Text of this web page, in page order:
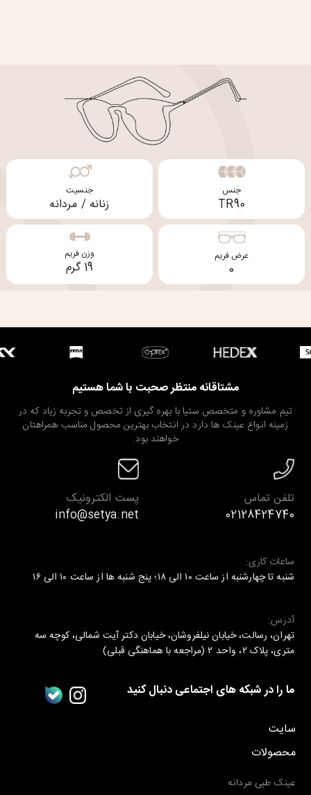
جنس
TR90
جنسیت
زنانه / مردانه
عرض فریم
0
وزن فریم
19 گرم
مشتاقانه منتظر صحبت با شما هستیم
تیم مشاوره و متخصص ستیا با بهره گیری از تخصص و تجربه زیاد که در
زمینه انواع عینک ها دارد در انتخاب بهترین محصول مناسب همراهتان
خواهند بود.
تلفن تماس
02128424740
پست الکترونیک
info@setya.net
ساعات کاری:
شنبه تا چهارشنبه از ساعت ۱۰ الی ۱۸؛ پنج شنبه ها از ساعت ۱۰ الی ۱۶
آدرس:
تهران، رسالت، خیابان نیلفروشان، خیابان دکتر آیت شمالی، کوچه سه
متری، پلاک ۲، واحد ۲ (مراجعه با هماهنگی قبلی)
ما را در شبکه های اجتماعی دنبال کنید
سایت
محصولات
عینک طبی مردانه